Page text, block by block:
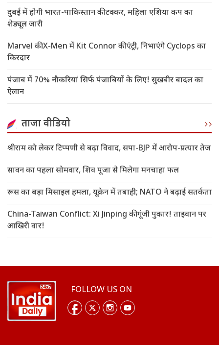
दुबई में होगी भारत-पाकिस्तान की टक्कर, महिला एशिया कप का
शेड्यूल जारी
Marvel की X-Men में Kit Connor की एंट्री, निभाएंगे Cyclops का
किरदार
पंजाब में 70% नौकरियां सिर्फ पंजाबियों के लिए! सुखबीर बादल का
ऐलान
ताजा वीडियो
श्रीराम को लेकर टिप्पणी से बढ़ा विवाद, सपा-BJP में आरोप-प्रत्यार तेज
सावन का पहला सोमवार, शिव पूजा से मिलेगा मनचाहा फल
रूस का बड़ा मिसाइल हमला, यूक्रेन में तबाही; NATO ने बढ़ाई सतर्कता
China-Taiwan Conflict: Xi Jinping की गूंजी पुकार! ताइवान पर
आखिरी वार!
FOLLOW US ON